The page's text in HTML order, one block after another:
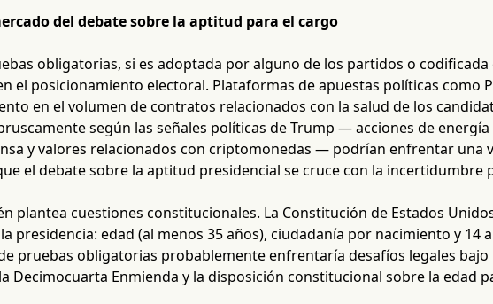
del debate sobre la aptitud para el cargo
obligatorias, si es adoptada por alguno de los partidos o
el posicionamiento electoral. Plataformas de apuestas políticas como
en el volumen de contratos relacionados con la salud de los
según las señales políticas de Trump — acciones de energía
y valores relacionados con criptomonedas — podrían enfrentar una
el debate sobre la aptitud presidencial se cruce con la incertidumbre
plantea cuestiones constitucionales. La Constitución de Estados
presidencia: edad (al menos 35 años), ciudadanía por nacimiento y 14
pruebas obligatorias probablemente enfrentaría desafíos legales bajo
Decimocuarta Enmienda y la disposición constitucional sobre la edad